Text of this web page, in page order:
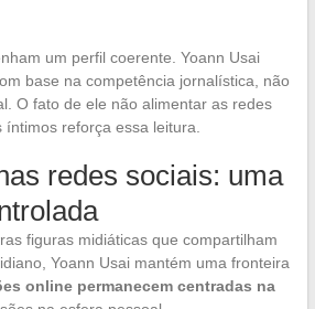
um perfil coerente. Yoann Usai
base na competência jornalística, não
O fato de ele não alimentar as redes
íntimos reforça essa leitura.
redes sociais: uma
figuras midiáticas que compartilham
Yoann Usai mantém uma fronteira
online permanecem centradas na